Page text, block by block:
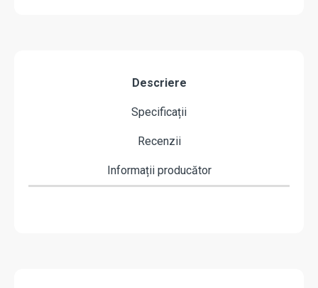
Descriere
Specificații
Recenzii
Informații producător